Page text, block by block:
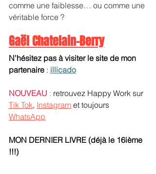
comme une faiblesse… ou comme une
véritable force ?
Gaël Chatelain-Berry
N'hésitez pas à visiter le site de mon
partenaire : illicado
NOUVEAU : retrouvez Happy Work sur
Tik Tok, Instagram et toujours
WhatsApp
MON DERNIER LIVRE (déjà le 16ième
!!!)